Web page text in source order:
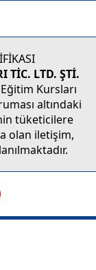
TİC. LTD. ŞTİ.
Kursları
altındaki
tüketicilere
olan iletişim,